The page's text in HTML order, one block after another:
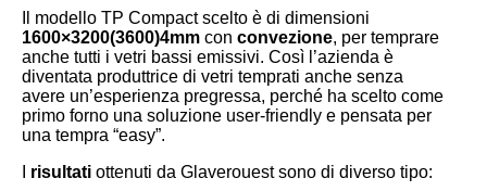
Il modello TP Compact scelto è di dimensioni
1600×3200(3600)4mm con convezione, per temprare
anche tutti i vetri bassi emissivi. Così l’azienda è
diventata produttrice di vetri temprati anche senza
avere un’esperienza pregressa, perché ha scelto come
primo forno una soluzione user-friendly e pensata per
una tempra “easy”.
risultati ottenuti da Glaverouest sono di diverso tipo: